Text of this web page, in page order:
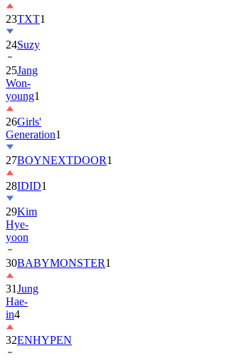
23TXT1
24Suzy
25Jang
Won-
young1
26Girls'
Generation1
27BOYNEXTDOOR1
28IDID1
29Kim
Hye-
yoon
30BABYMONSTER1
31Jung
Hae-
in4
32ENHYPEN